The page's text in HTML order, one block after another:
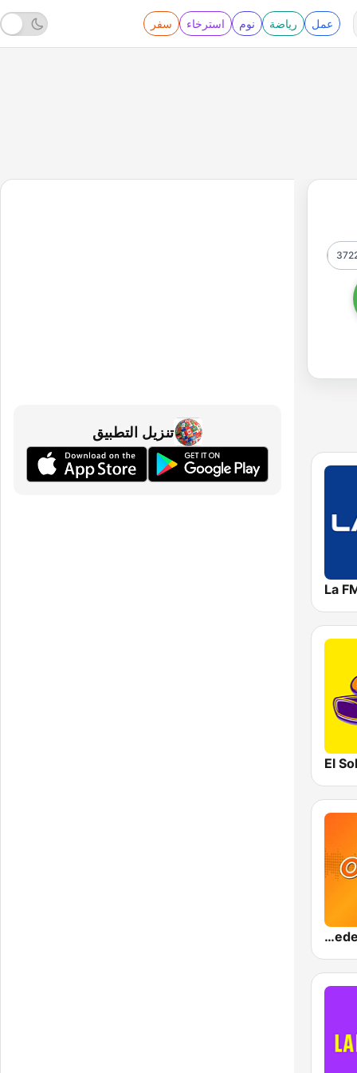
عمل رياضة نوم استرخاء سفر
La
El
Olímpica Stereo - Medellín 104.9 FM
تنزيل التطبيق